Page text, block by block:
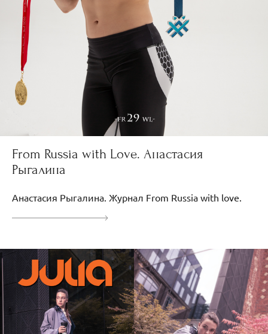
From Russia with Love. Анастасия
Рыгалина
Анастасия Рыгалина. Журнал From Russia with love.